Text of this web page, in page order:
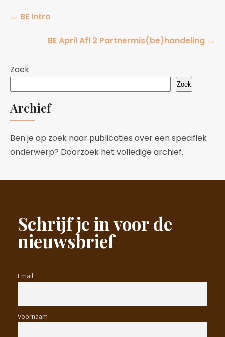
navigation
← BE Intro
BE April Afl 2 Partnermis(be)handeling →
Zoek
Zoek
Archief
Ben je op zoek naar publicaties over een specifiek
onderwerp? Doorzoek het volledige archief.
Schrijf je in voor de
nieuwsbrief
Email
Voornaam